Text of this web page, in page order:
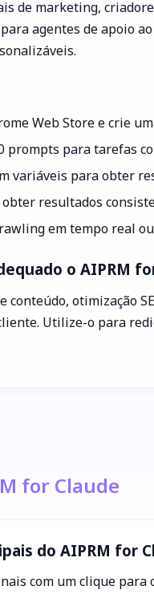
de marketing,
agentes de apoio
Web Store e crie
para tarefas
variáveis para obter
resultados
em tempo real
o AIPRM
conteúdo, otimização
Utilize-o para
for Claude
do AIPRM for
com um clique para